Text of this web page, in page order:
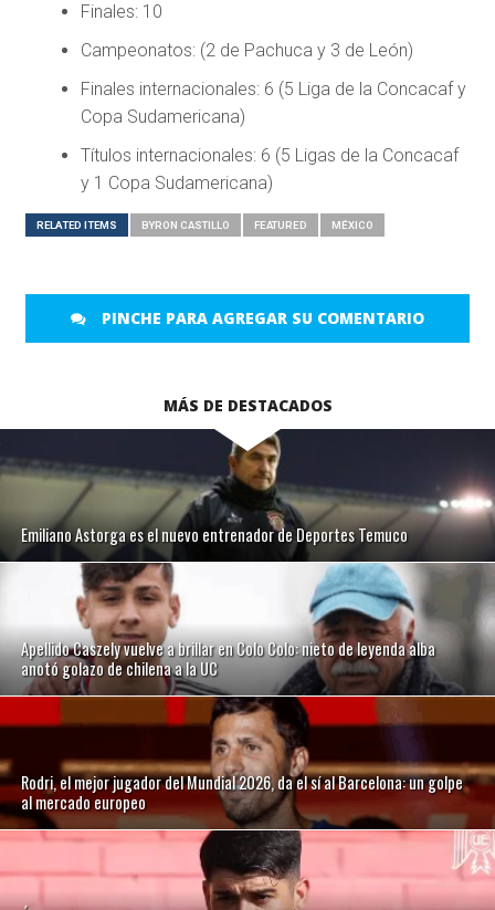
Finales: 10
Campeonatos: (2 de Pachuca y 3 de León)
Finales internacionales: 6 (5 Liga de la Concacaf y
Copa Sudamericana)
Títulos internacionales: 6 (5 Ligas de la Concacaf
y 1 Copa Sudamericana)
RELATED ITEMS BYRON CASTILLO FEATURED MÉXICO
PINCHE PARA AGREGAR SU COMENTARIO
MÁS DE DESTACADOS
Emiliano Astorga es el nuevo entrenador de Deportes Temuco
Apellido Caszely vuelve a brillar en Colo Colo: nieto de leyenda alba
anotó golazo de chilena a la UC
Rodri, el mejor jugador del Mundial 2026, da el sí al Barcelona: un golpe
al mercado europeo